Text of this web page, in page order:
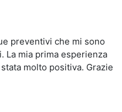
preventivi che mi sono
La mia prima esperienza
molto positiva. Grazie